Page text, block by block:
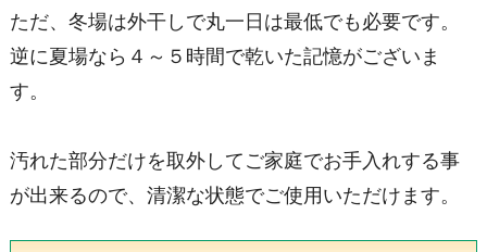
ただ、冬場は外干しで丸一日は最低でも必要です。
逆に夏場なら４～５時間で乾いた記憶がございま
す。
汚れた部分だけを取外してご家庭でお手入れする事
が出来るので、清潔な状態でご使用いただけます。